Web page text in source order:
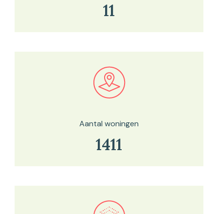
11
Bekijk in onze kaartviewer
Aantal woningen
1411